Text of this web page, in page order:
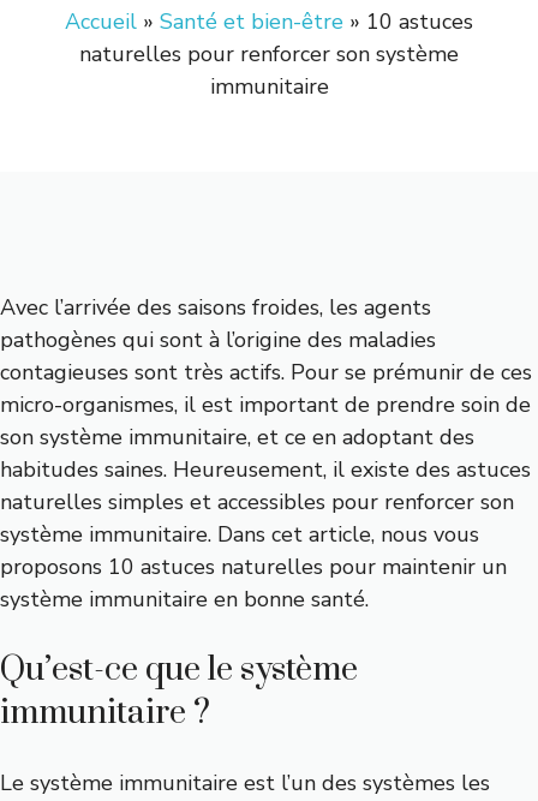
Accueil » Santé et bien-être » 10 astuces
naturelles pour renforcer son système
immunitaire
Avec l’arrivée des saisons froides, les agents
pathogènes qui sont à l’origine des maladies
contagieuses sont très actifs. Pour se prémunir de ces
micro-organismes, il est important de prendre soin de
son système immunitaire, et ce en adoptant des
habitudes saines. Heureusement, il existe des astuces
naturelles simples et accessibles pour renforcer son
système immunitaire. Dans cet article, nous vous
proposons 10 astuces naturelles pour maintenir un
système immunitaire en bonne santé.
Qu’est-ce que le système
immunitaire ?
Le système immunitaire est l’un des systèmes les